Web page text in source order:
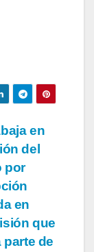
en
del
por
en
que
parte de